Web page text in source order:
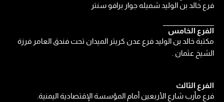
الفرع الثالث
فرع مأرب شارع الأربعين أمام المؤسسة الإقتصادية اليمنية.
فرع خالد بن الوليد شميله جوار برافو سنتر
الفرع الخامس
مكتبة خالد بن الوليد فرع عدن كريتر الميدان تحت فندق العامر فرزة
الشيخ عثمان .